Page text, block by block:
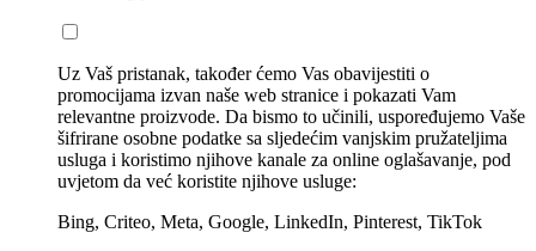
Uz Vaš pristanak, također ćemo Vas obavijestiti o
promocijama izvan naše web stranice i pokazati Vam
relevantne proizvode. Da bismo to učinili, uspoređujemo Vaše
šifrirane osobne podatke sa sljedećim vanjskim pružateljima
usluga i koristimo njihove kanale za online oglašavanje, pod
uvjetom da već koristite njihove usluge:
Bing, Criteo, Meta, Google, LinkedIn, Pinterest, TikTok